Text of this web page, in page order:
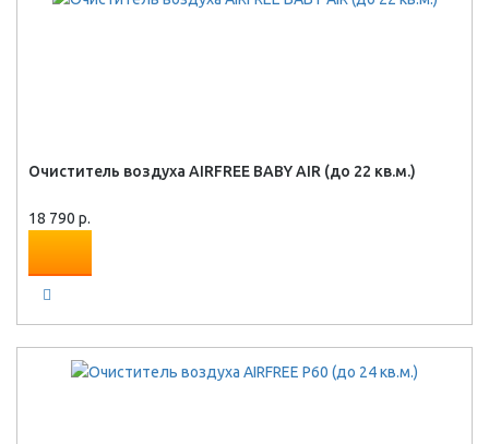
Очиститель воздуха AIRFREE BABY AIR (до 22 кв.м.)
18 790 р.